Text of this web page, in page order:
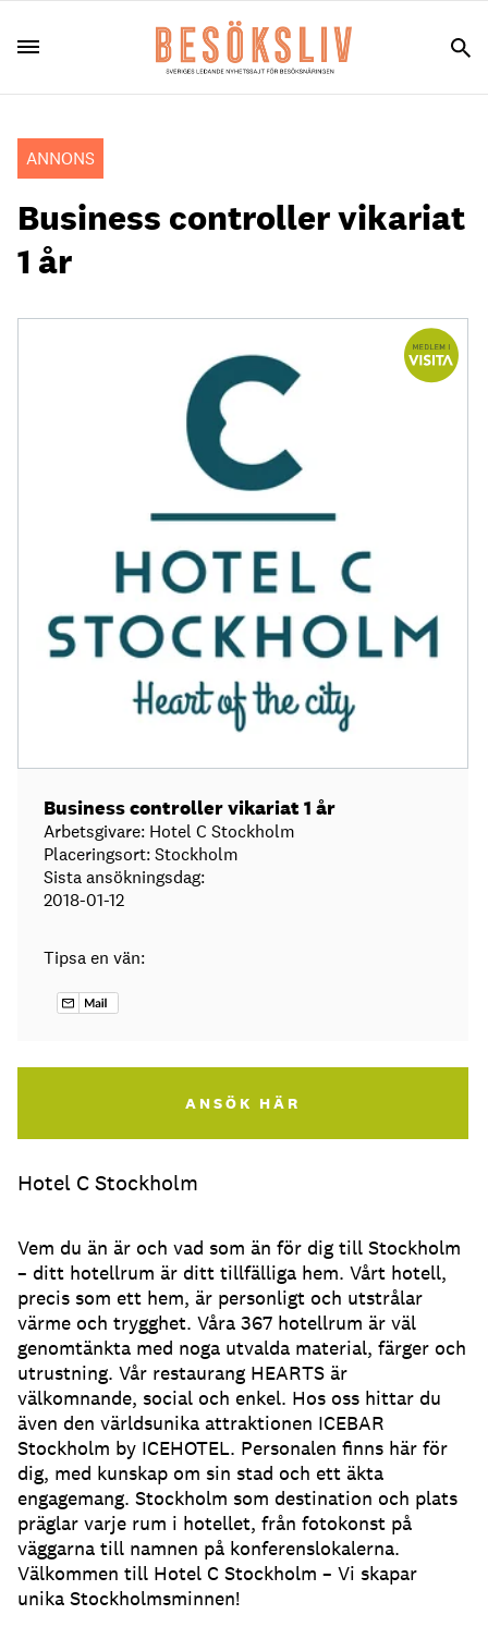
ANNONS
Business controller vikariat
1 år
Hotel C Stockholm
Vem du än är och vad som än för dig till Stockholm
– ditt hotellrum är ditt tillfälliga hem. Vårt hotell,
precis som ett hem, är personligt och utstrålar
värme och trygghet. Våra 367 hotellrum är väl
genomtänkta med noga utvalda material, färger och
utrustning. Vår restaurang HEARTS är
välkomnande, social och enkel. Hos oss hittar du
även den världsunika attraktionen ICEBAR
Stockholm by ICEHOTEL. Personalen finns här för
dig, med kunskap om sin stad och ett äkta
engagemang. Stockholm som destination och plats
präglar varje rum i hotellet, från fotokonst på
väggarna till namnen på konferenslokalerna.
Välkommen till Hotel C Stockholm – Vi skapar
unika Stockholmsminnen!
Business controller vikariat 1 år
Arbetsgivare: Hotel C Stockholm
Placeringsort: Stockholm
Sista ansökningsdag:
2018-01-12
Tipsa en vän:
ANSÖK HÄR